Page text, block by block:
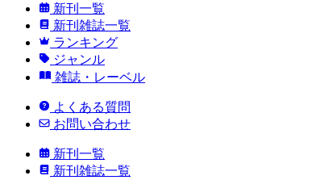
新刊一覧
新刊雑誌一覧
ランキング
ジャンル
雑誌・レーベル
よくある質問
お問い合わせ
新刊一覧
新刊雑誌一覧